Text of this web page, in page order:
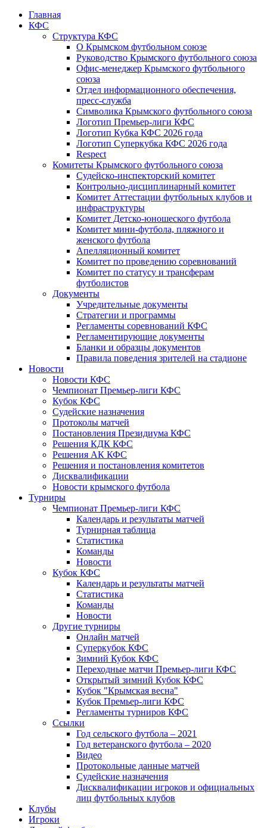
Главная
КФС
Структура КФС
О Крымском футбольном союзе
Руководство Крымского футбольного союза
Офис-менеджер Крымского футбольного
союза
Отдел информационного обеспечения,
пресс-служба
Символика Крымского футбольного союза
Логотип Премьер-лиги КФС
Логотип Кубка КФС 2026 года
Логотип Суперкубка КФС 2026 года
Respect
Комитеты Крымского футбольного союза
Судейско-инспекторский комитет
Контрольно-дисциплинарный комитет
Комитет Аттестации футбольных клубов и
инфраструктуры
Комитет Детско-юношеского футбола
Комитет мини-футбола, пляжного и
женского футбола
Апелляционный комитет
Комитет по проведению соревнований
Комитет по статусу и трансферам
футболистов
Документы
Учредительные документы
Стратегии и программы
Регламенты соревнований КФС
Регламентирующие документы
Бланки и образцы документов
Правила поведения зрителей на стадионе
Новости
Новости КФС
Чемпионат Премьер-лиги КФС
Кубок КФС
Судейские назначения
Протоколы матчей
Постановления Президиума КФС
Решения КДК КФС
Решения АК КФС
Решения и постановления комитетов
Дисквалификации
Новости крымского футбола
Турниры
Чемпионат Премьер-лиги КФС
Календарь и результаты матчей
Турнирная таблица
Статистика
Команды
Новости
Кубок КФС
Календарь и результаты матчей
Статистика
Команды
Новости
Другие турниры
Онлайн матчей
Суперкубок КФС
Зимний Кубок КФС
Переходные матчи Премьер-лиги КФС
Открытый зимний Кубок КФС
Кубок "Крымская весна"
Кубок Премьер-лиги КФС
Регламенты турниров КФС
Ссылки
Год сельского футбола – 2021
Год ветеранского футбола – 2020
Видео
Протокольные данные матчей
Судейские назначения
Дисквалификации игроков и официальных
лиц футбольных клубов
Клубы
Игроки